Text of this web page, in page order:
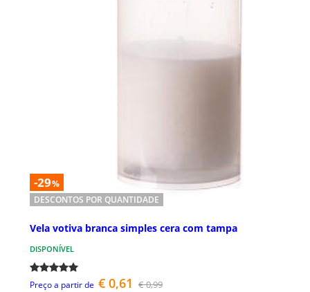
-29%
DESCONTOS POR QUANTIDADE
Vela votiva branca simples cera com tampa
DISPONÍVEL
Preço a partir de € 0,61 € 0,99